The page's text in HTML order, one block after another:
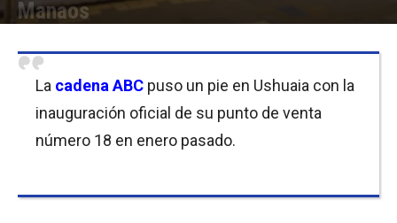
Manaos
La cadena ABC puso un pie en Ushuaia con la
inauguración oficial de su punto de venta
número 18 en enero pasado.